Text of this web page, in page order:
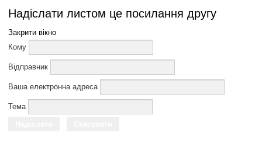
Надіслати листом це посилання другу
Закрити вікно
Кому
Відправник
Ваша електронна адреса
Тема